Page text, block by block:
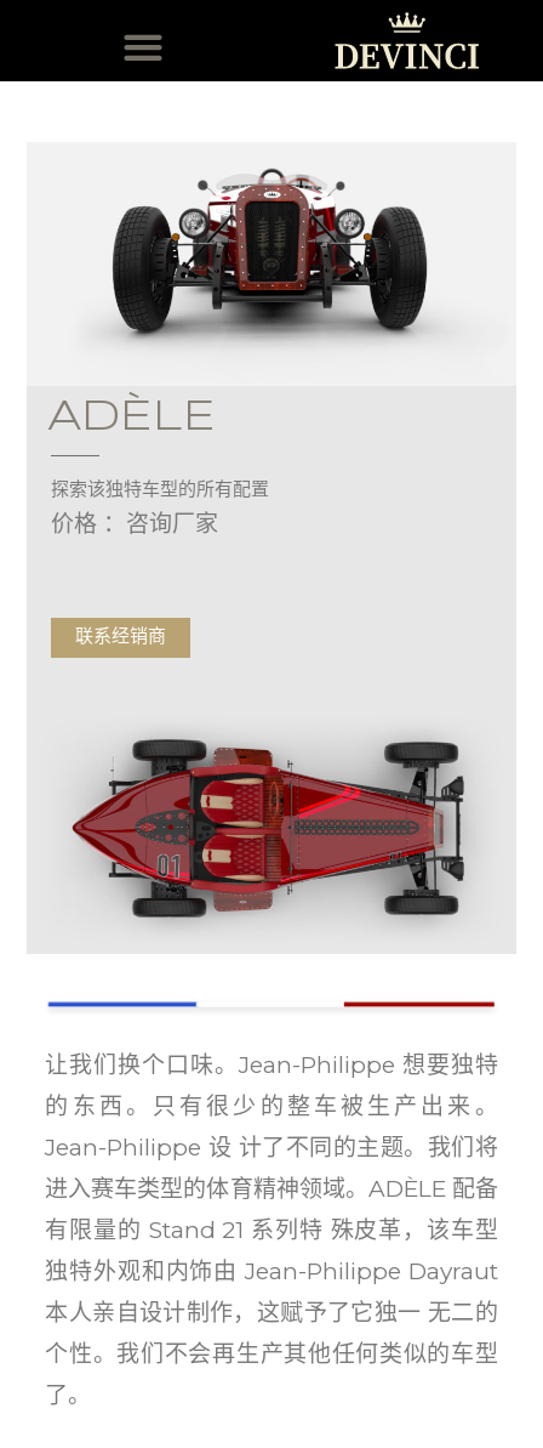
ADÈLE
探索该独特车型的所有配置
价格 ：咨询厂家
联系经销商
让我们换个口味。Jean-Philippe 想要独特
的东西。只有很少的整车被生产出来。
Jean-Philippe 设 计了不同的主题。我们将
进入赛车类型的体育精神领域。ADÈLE 配备
有限量的 Stand 21 系列特 殊皮革，该车型
独特外观和内饰由 Jean-Philippe Dayraut
本人亲自设计制作，这赋予了它独一 无二的
个性。我们不会再生产其他任何类似的车型
了。